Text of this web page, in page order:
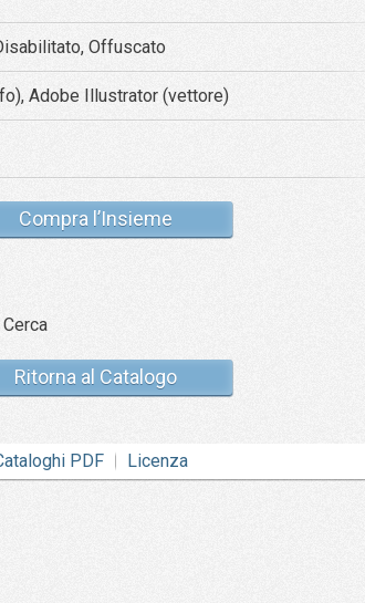
Offuscato
Adobe Illustrator (vettore)
Compra l’Insieme
Ritorna al Catalogo
PDF Licenza